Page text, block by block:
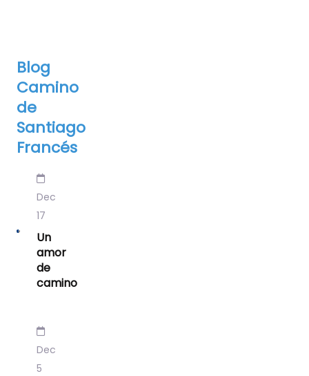
Blog
Camino
de
Santiago
Francés
Dec
17
Un
amor
de
camino
Dec
5